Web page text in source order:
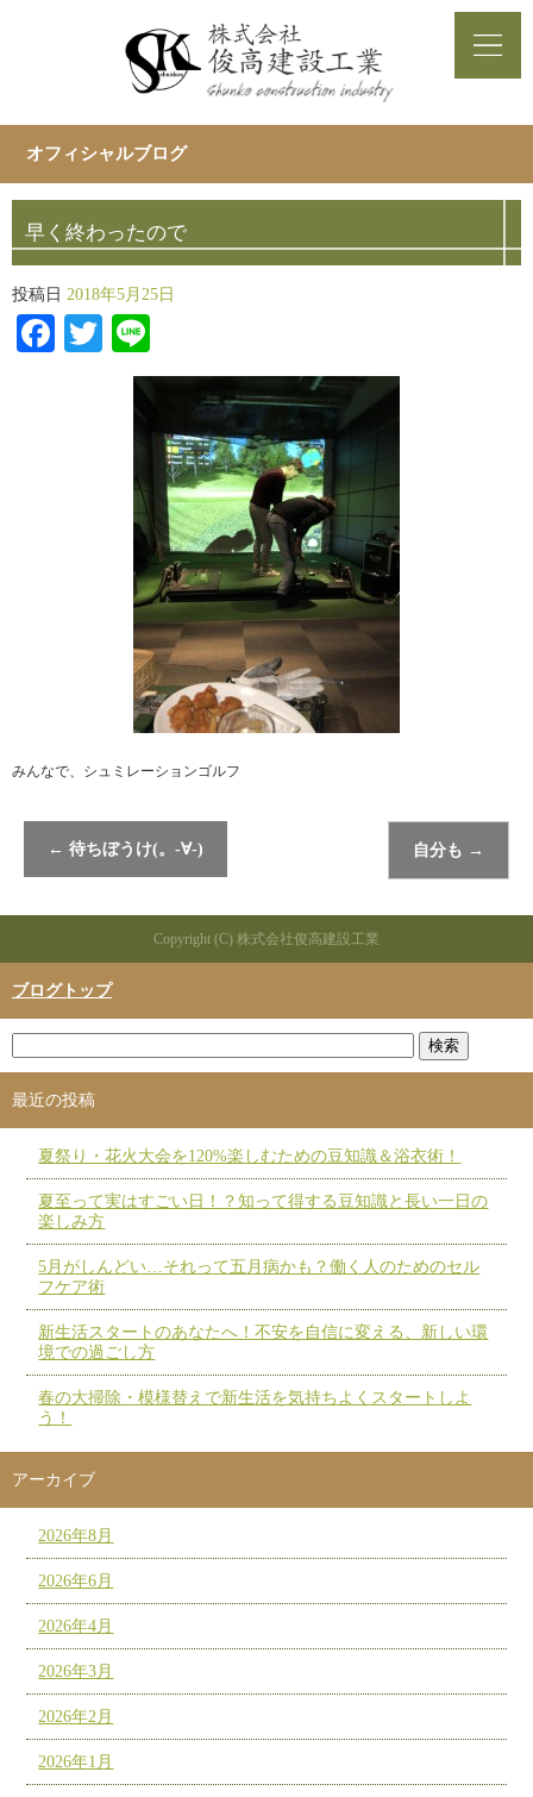
オフィシャルブログ
早く終わったので
投稿日 2018年5月25日
Facebook
Twitter
みんなで、シュミレーションゴルフ
← 待ちぼうけ(。-∀-) 自分も →
Copyright (C) 株式会社俊高建設工業
ブログトップ
最近の投稿
夏祭り・花火大会を120%楽しむための豆知識＆浴衣術！
夏至って実はすごい日！？知って得する豆知識と長い一日の
楽しみ方
5月がしんどい…それって五月病かも？働く人のためのセル
フケア術
新生活スタートのあなたへ！不安を自信に変える、新しい環
境での過ごし方
春の大掃除・模様替えで新生活を気持ちよくスタートしよ
う！
アーカイブ
2026年8月
2026年6月
2026年4月
2026年3月
2026年2月
2026年1月